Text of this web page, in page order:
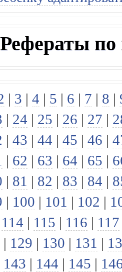
Рефераты по
| 3 | 4 | 5 | 6 | 7 | 8 |
| 24 | 25 | 26 | 27 |
| 43 | 44 | 45 | 46 |
| 62 | 63 | 64 | 65 |
| 81 | 82 | 83 | 84 |
| 100 | 101 | 102 |
114 | 115 | 116 | 117
| 129 | 130 | 131 |
143 | 144 | 145 |